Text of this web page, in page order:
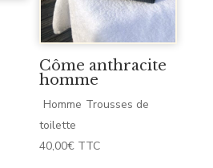
Côme anthracite
homme
Homme Trousses de
toilette
40,00€ TTC